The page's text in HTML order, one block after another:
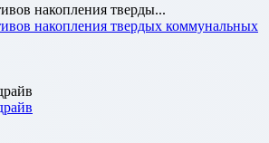
накопления тверды...
накопления твердых коммунальных